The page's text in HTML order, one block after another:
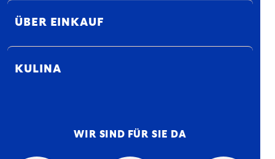
ÜBER EINKAUF
KULINA
WIR SIND FÜR SIE DA